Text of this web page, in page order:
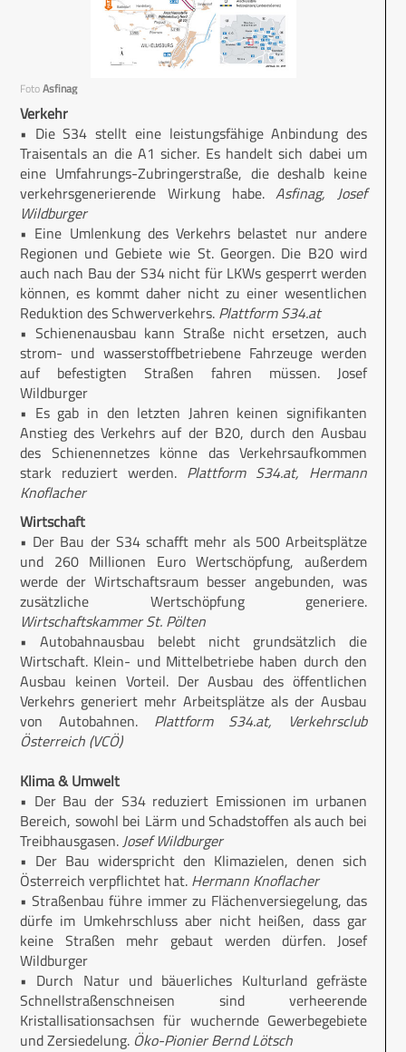
FotoAsfinag
Verkehr
• Die S34 stellt eine leistungsfähige Anbindung des
Traisentals an die A1 sicher. Es handelt sich dabei um
eine Umfahrungs-Zubringerstraße, die deshalb keine
verkehrsgenerierende Wirkung habe.Asfinag, Josef
Wildburger
• Eine Umlenkung des Verkehrs belastet nur andere
Regionen und Gebiete wie St. Georgen. Die B20 wird
auch nach Bau der S34 nicht für LKWs gesperrt werden
können, es kommt daher nicht zu einer wesentlichen
Reduktion des Schwerverkehrs. Plattform S34.at
• Schienenausbau kann Straße nicht ersetzen, auch
strom- und wasserstoffbetriebene Fahrzeuge werden
auf befestigten Straßen fahren müssen. Josef
Wildburger
• Es gab in den letzten Jahren keinen signifikanten
Anstieg des Verkehrs auf der B20, durch den Ausbau
des Schienennetzes könne das Verkehrsaufkommen
stark reduziert werden. Plattform S34.at, Hermann
Knoflacher
Wirtschaft
• Der Bau der S34 schafft mehr als 500 Arbeitsplätze
und 260 Millionen Euro Wertschöpfung, außerdem
werde der Wirtschaftsraum besser angebunden, was
zusätzliche Wertschöpfung generiere.
Wirtschaftskammer St. Pölten
• Autobahnausbau belebt nicht grundsätzlich die
Wirtschaft. Klein- und Mittelbetriebe haben durch den
Ausbau keinen Vorteil. Der Ausbau des öffentlichen
Verkehrs generiert mehr Arbeitsplätze als der Ausbau
von Autobahnen. Plattform S34.at, Verkehrsclub
Österreich (VCÖ)
Klima & Umwelt
• Der Bau der S34 reduziert Emissionen im urbanen
Bereich, sowohl bei Lärm und Schadstoffen als auch bei
Treibhausgasen.Josef Wildburger
• Der Bau widerspricht den Klimazielen, denen sich
Österreich verpflichtet hat. Hermann Knoflacher
• Straßenbau führe immer zu Flächenversiegelung, das
dürfe im Umkehrschluss aber nicht heißen, dass gar
keine Straßen mehr gebaut werden dürfen. Josef
Wildburger
• Durch Natur und bäuerliches Kulturland gefräste
Schnellstraßenschneisen sind verheerende
Kristallisationsachsen für wuchernde Gewerbegebiete
und Zersiedelung. Öko-Pionier Bernd Lötsch